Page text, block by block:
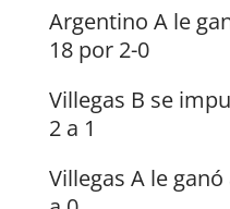
Argentino A le
18 por 2-0
Villegas B se
2 a 1
Villegas A le